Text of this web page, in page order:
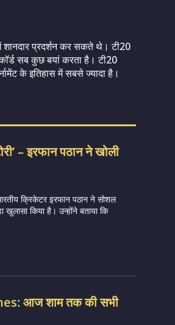
शानदार प्रदर्शन कर सकते थे। टी20
सब कुछ बयां करता है। टी20
के इतिहास में सबसे ज्यादा है।
– इरफान पठान ने खोली
क्रिकेटर इरफान पठान ने सोशल
किया है। उन्होंने बताया कि
आज शाम तक की सभी